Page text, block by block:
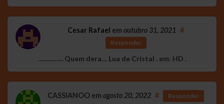
Cesar Rafael em outubro 31, 2021 #
Responder
………….. Quem dera… Lua de Cristal . em: HD .
CASSIANOO em agosto 20, 2022 # Responder